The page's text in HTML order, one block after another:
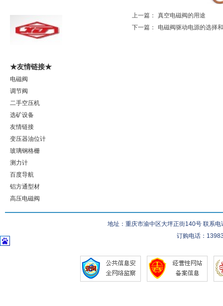
★友情链接★
电磁阀
调节阀
二手空压机
选矿设备
友情链接
变压器油位计
玻璃钢格栅
测力计
百度导航
铝方通型材
高压电磁阀
上一篇：
真空电磁阀的用途
下一篇：
电磁阀驱动电源的选择
地址：重庆市渝中区大坪正街140号 联系
订购电话：